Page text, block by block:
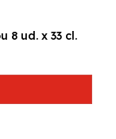
8 ud. x 33 cl.